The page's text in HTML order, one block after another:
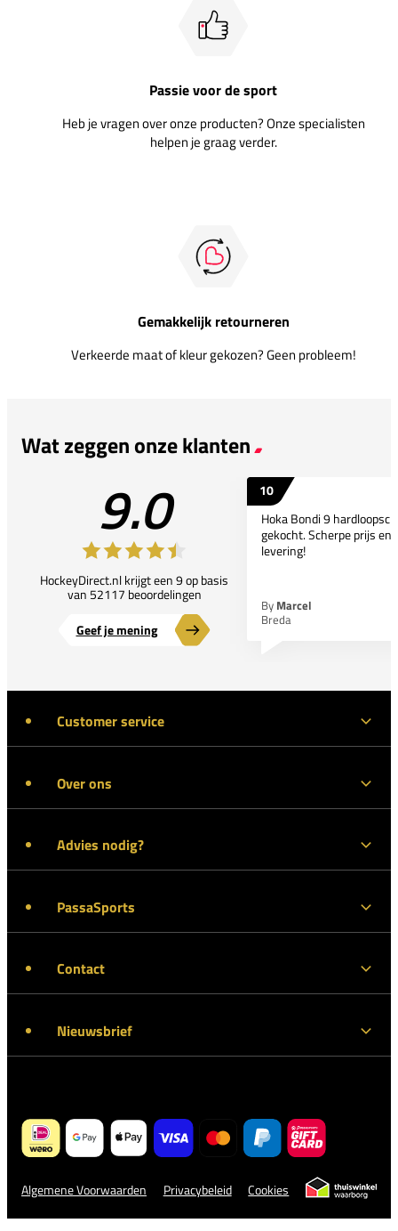
Passie voor de sport
Heb je vragen over onze producten? Onze specialisten
helpen je graag verder.
Gemakkelijk retourneren
Verkeerde maat of kleur gekozen? Geen probleem!
Wat zeggen onze klanten
9.0
HockeyDirect.nl krijgt een 9 op basis
van 52117 beoordelingen
Geef je mening
10
Hoka Bondi 9
gekocht. Scherpe prijs en
levering!
By Marcel
Breda
Customer service
Over ons
Advies nodig?
PassaSports
Contact
Nieuwsbrief
Algemene Voorwaarden Privacybeleid Cookies